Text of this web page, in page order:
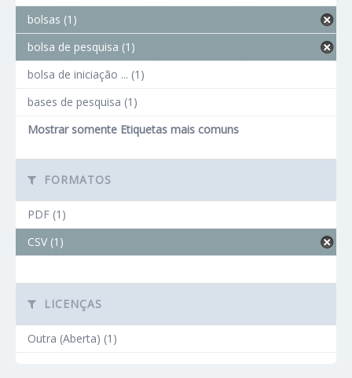
bolsas (1)
bolsa de pesquisa (1)
bolsa de iniciação ... (1)
bases de pesquisa (1)
Mostrar somente Etiquetas mais comuns
FORMATOS
PDF (1)
CSV (1)
LICENÇAS
Outra (Aberta) (1)